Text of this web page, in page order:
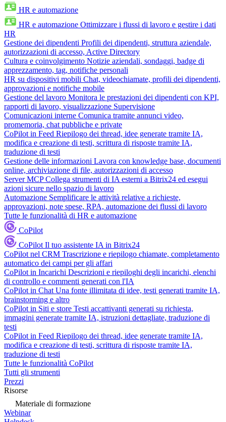
HR e automazione
HR e automazione Ottimizzare i flussi di lavoro e gestire i dati
HR
Gestione dei dipendenti Profili dei dipendenti, struttura aziendale,
autorizzazioni di accesso, Active Directory
Cultura e coinvolgimento Notizie aziendali, sondaggi, badge di
apprezzamento, tag, notifiche personali
HR su dispositivi mobili Chat, videochiamate, profili dei dipendenti,
approvazioni e notifiche mobile
Gestione del lavoro Monitora le prestazioni dei dipendenti con KPI,
rapporti di lavoro, visualizzazione Supervisione
Comunicazioni interne Comunica tramite annunci video,
promemoria, chat pubbliche e private
CoPilot in Feed Riepilogo dei thread, idee generate tramite IA,
modifica e creazione di testi, scrittura di risposte tramite IA,
traduzione di testi
Gestione delle informazioni Lavora con knowledge base, documenti
online, archiviazione di file, autorizzazioni di accesso
Server MCP Collega strumenti di IA esterni a Bitrix24 ed esegui
azioni sicure nello spazio di lavoro
Automazione Semplificare le attività relative a richieste,
approvazioni, note spese, RPA, automazione dei flussi di lavoro
Tutte le funzionalità di HR e automazione
CoPilot
CoPilot Il tuo assistente IA in Bitrix24
CoPilot nel CRM Trascrizione e riepilogo chiamate, completamento
automatico dei campi per gli affari
CoPilot in Incarichi Descrizioni e riepiloghi degli incarichi, elenchi
di controllo e commenti generati con l'IA
CoPilot in Chat Una fonte illimitata di idee, testi generati tramite IA,
brainstorming e altro
CoPilot in Siti e store Testi accattivanti generati su richiesta,
immagini generate tramite IA, istruzioni dettagliate, traduzione di
testi
CoPilot in Feed Riepilogo dei thread, idee generate tramite IA,
modifica e creazione di testi, scrittura di risposte tramite IA,
traduzione di testi
Tutte le funzionalità CoPilot
Tutti gli strumenti
Prezzi
Risorse
Materiale di formazione
Webinar